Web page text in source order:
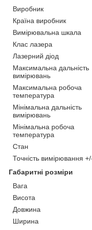
Виробник
Країна виробник
Вимірювальна шкала
Клас лазера
Лазерний діод
Максимальна дальність
вимірювань
Максимальна робоча
температура
Мінімальна дальність
вимірювань
Мінімальна робоча
температура
Стан
Точність вимірювання
Габаритні розміри
Вага
Висота
Довжина
Ширина